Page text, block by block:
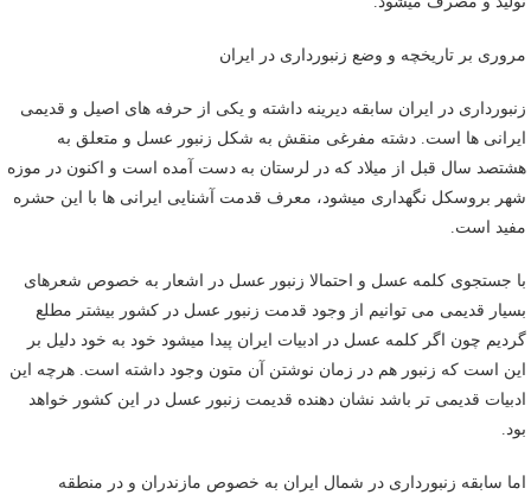
مروری بر تاریخچه و وضع زنبورداری در ایران
زنبورداری در ایران سابقه دیرینه داشته و یکی از حرفه های اصیل و قدیمی
ایرانی ها است. دشته مفرغی منقش به شکل زنبور عسل و متعلق به
هشتصد سال قبل از میلاد که در لرستان به دست آمده است و اکنون در موزه
شهر بروسکل نگهداری میشود، معرف قدمت آشنایی ایرانی ها با این حشره
مفید است.
با جستجوی کلمه عسل و احتمالا زنبور عسل در اشعار به خصوص شعرهای
بسیار قدیمی می توانیم از وجود قدمت زنبور عسل در کشور بیشتر مطلع
گردیم چون اگر کلمه عسل در ادبیات ایران پیدا میشود خود به خود دلیل بر
این است که زنبور هم در زمان نوشتن آن متون وجود داشته است. هرچه این
ادبیات قدیمی تر باشد نشان دهنده قدیمت زنبور عسل در این کشور خواهد
بود.
اما سابقه زنبورداری در شمال ایران به خصوص مازندران و در منطقه